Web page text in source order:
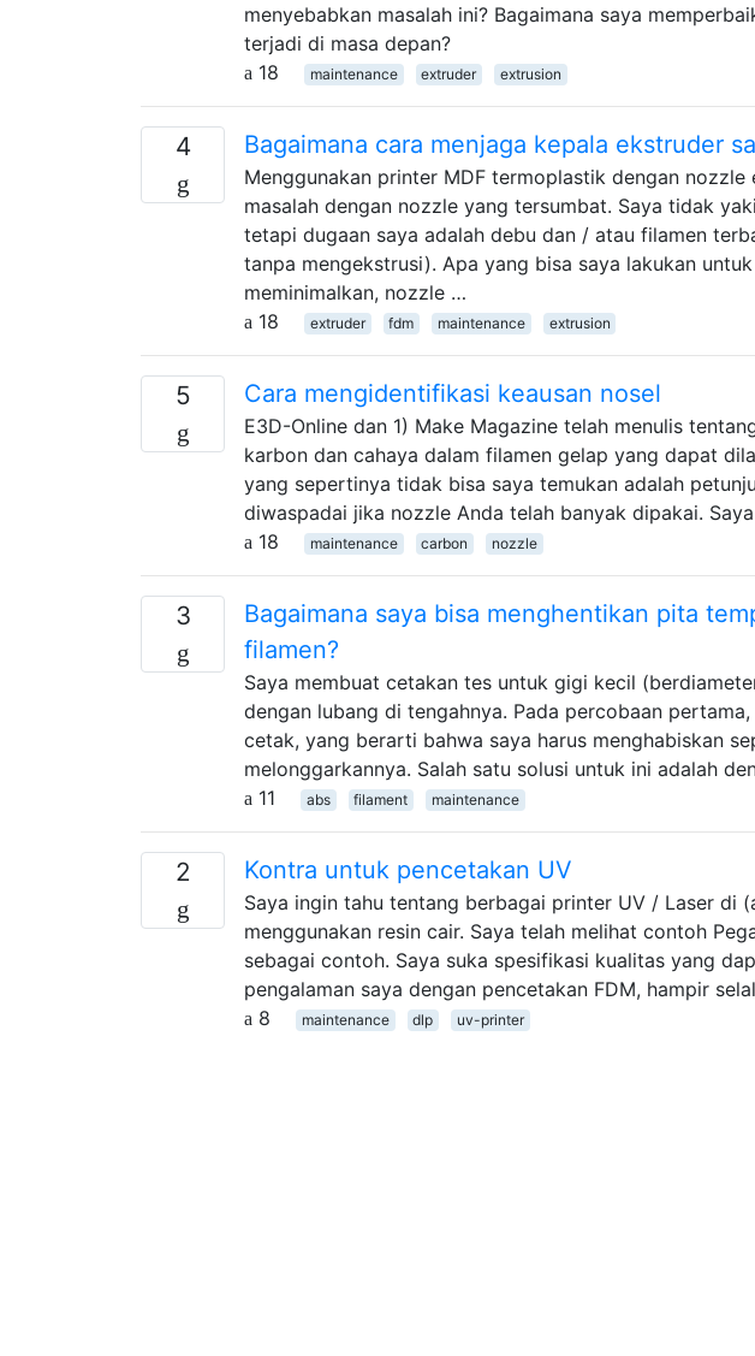
menyebabkan masalah ini? Bagaimana saya
terjadi di masa depan?
18
maintenance extruder extrusion
4 Bagaimana cara menjaga kepala ekstruder
Menggunakan printer MDF termoplastik dengan
masalah dengan nozzle yang tersumbat. Saya tidak
tetapi dugaan saya adalah debu dan / atau filamen
tanpa mengekstrusi). Apa yang bisa saya lakukan
meminimalkan, nozzle …
18
extruder fdm maintenance extrusion
5 Cara mengidentifikasi keausan nosel
E3D-Online dan 1) Make Magazine telah menulis
karbon dan cahaya dalam filamen gelap yang dapat
yang sepertinya tidak bisa saya temukan adalah
diwaspadai jika nozzle Anda telah banyak dipakai.
18
maintenance carbon nozzle
3
Bagaimana saya bisa menghentikan pita
filamen?
Saya membuat cetakan tes untuk gigi kecil
dengan lubang di tengahnya. Pada percobaan
cetak, yang berarti bahwa saya harus menghabiskan
melonggarkannya. Salah satu solusi untuk ini adalah
11
abs filament maintenance
2 Kontra untuk pencetakan UV
Saya ingin tahu tentang berbagai printer UV / Laser di
menggunakan resin cair. Saya telah melihat contoh
sebagai contoh. Saya suka spesifikasi kualitas yang
pengalaman saya dengan pencetakan FDM, hampir
8
maintenance dlp uv-printer